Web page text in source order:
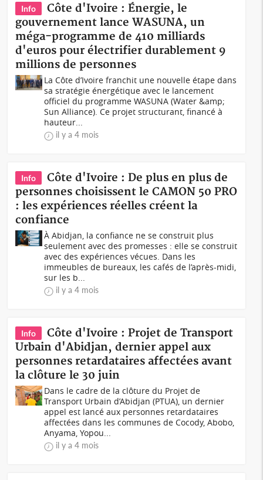
Info
Côte d'Ivoire : Énergie, le
gouvernement lance WASUNA, un
méga-programme de 410 milliards
d'euros pour électrifier durablement 9
millions de personnes
La Côte d’Ivoire franchit une nouvelle étape dans
sa stratégie énergétique avec le lancement
officiel du programme WASUNA (Water &amp;
Sun Alliance). Ce projet structurant, financé à
hauteur...
il y a 4 mois
Info
Côte d'Ivoire : De plus en plus de
personnes choisissent le CAMON 50 PRO
: les expériences réelles créent la
confiance
À Abidjan, la confiance ne se construit plus
seulement avec des promesses : elle se construit
avec des expériences vécues. Dans les
immeubles de bureaux, les cafés de l’après-midi,
sur les b...
il y a 4 mois
Info
Côte d'Ivoire : Projet de Transport
Urbain d'Abidjan, dernier appel aux
personnes retardataires affectées avant
la clôture le 30 juin
Dans le cadre de la clôture du Projet de
Transport Urbain d’Abidjan (PTUA), un dernier
appel est lancé aux personnes retardataires
affectées dans les communes de Cocody, Abobo,
Anyama, Yopou...
il y a 4 mois